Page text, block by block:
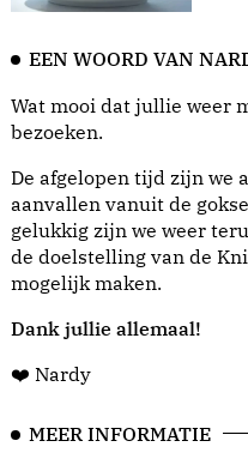
EEN WOORD VAN
Wat mooi dat jullie weer
bezoeken.
De afgelopen tijd zijn we
aanvallen vanuit de
gelukkig zijn we weer
de doelstelling van de
mogelijk maken.
Dank jullie allemaal!
❤️ Nardy
MEER INFORMATIE